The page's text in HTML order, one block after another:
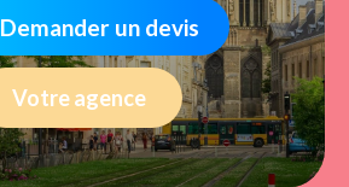
Demander un devis
Votre agence